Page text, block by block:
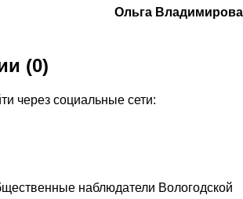
Ольга Владимирова
(0)
через социальные сети:
наблюдатели Вологодской